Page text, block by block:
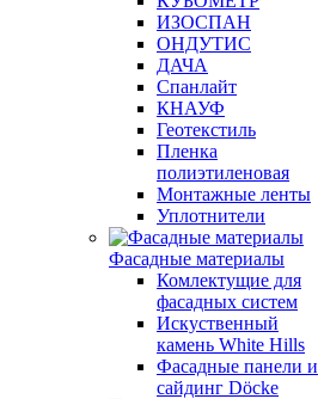
ИЗОСПАН
ОНДУТИС
ДАЧА
Спанлайт
КНАУФ
Геотекстиль
Пленка
полиэтиленовая
Монтажные ленты
Уплотнители
Фасадные материалы
Комлектущие для
фасадных систем
Искуственный
камень White Hills
Фасадные панели и
сайдинг Döcke